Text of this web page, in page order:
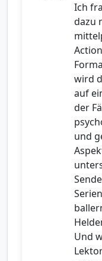
Ich
dazu
wird
auf
der
und
Und